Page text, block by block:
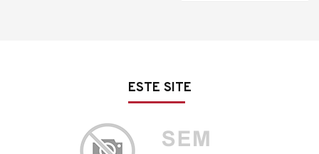
ESTE SITE